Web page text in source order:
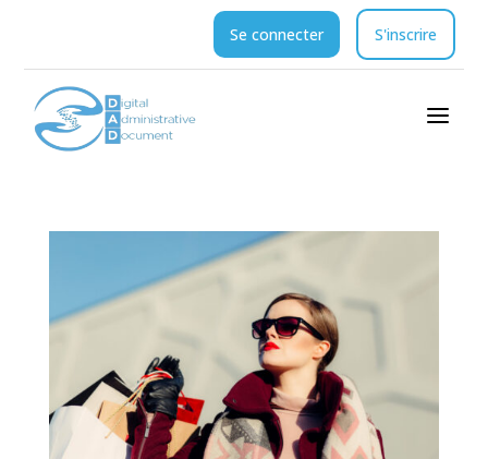
Se connecter S'inscrire
a